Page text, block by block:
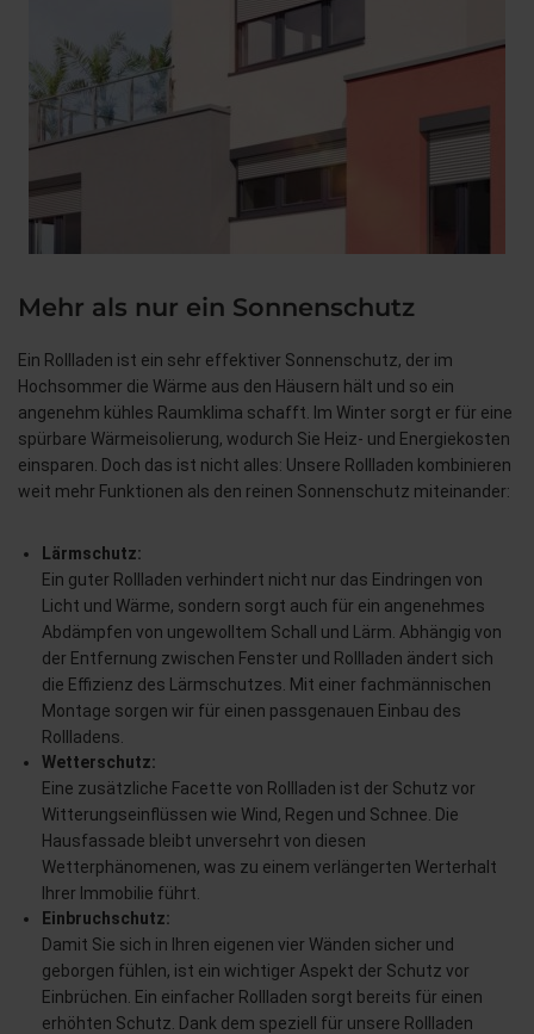
Mehr als nur ein Sonnenschutz
Ein Rollladen ist ein sehr effektiver Sonnenschutz, der im
Hochsommer die Wärme aus den Häusern hält und so ein
angenehm kühles Raumklima schafft. Im Winter sorgt er für eine
spürbare Wärmeisolierung, wodurch Sie Heiz- und Energiekosten
einsparen. Doch das ist nicht alles: Unsere Rollladen kombinieren
weit mehr Funktionen als den reinen Sonnenschutz miteinander:
Lärmschutz:
Ein guter Rollladen verhindert nicht nur das Eindringen von
Licht und Wärme, sondern sorgt auch für ein angenehmes
Abdämpfen von ungewolltem Schall und Lärm. Abhängig von
der Entfernung zwischen Fenster und Rollladen ändert sich
die Effizienz des Lärmschutzes. Mit einer fachmännischen
Montage sorgen wir für einen passgenauen Einbau des
Rollladens.
Wetterschutz:
Eine zusätzliche Facette von Rollladen ist der Schutz vor
Witterungseinflüssen wie Wind, Regen und Schnee. Die
Hausfassade bleibt unversehrt von diesen
Wetterphänomenen, was zu einem verlängerten Werterhalt
Ihrer Immobilie führt.
Einbruchschutz:
Damit Sie sich in Ihren eigenen vier Wänden sicher und
geborgen fühlen, ist ein wichtiger Aspekt der Schutz vor
Einbrüchen. Ein einfacher Rollladen sorgt bereits für einen
erhöhten Schutz. Dank dem speziell für unsere Rollladen